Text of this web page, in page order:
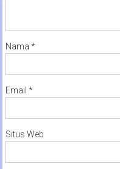
Nama *
Email *
Situs Web